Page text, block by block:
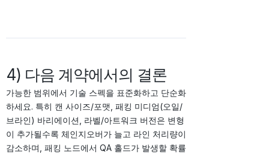
4) 다음 계약에서의 결론
가능한 범위에서 기술 스펙을 표준화하고 단순화
하세요. 특히 캔 사이즈/포맷, 패킹 미디엄(오일/
브라인) 바리에이션, 라벨/아트워크 버전은 변형
이 추가될수록 체인지오버가 늘고 라인 처리량이
감소하며, 패킹 노드에서 QA 홀드가 발생할 확률